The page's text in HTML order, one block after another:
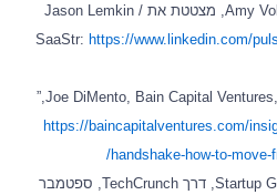
[1] Amy Volas, Avenue Talent Partners, מצטטת את Jason Lemkin /
SaaStr: https://www.linkedin.com/
[2] Joe DiMento, Bain Capital Ventures, “The MVP/ICP Handshake,”
https://baincapitalventures.com/
handshake-how-to-move-
[3] Startup Genome / Blackbox research, דרך TechCrunch, ספטמבר